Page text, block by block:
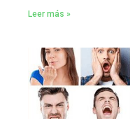
Leer más »